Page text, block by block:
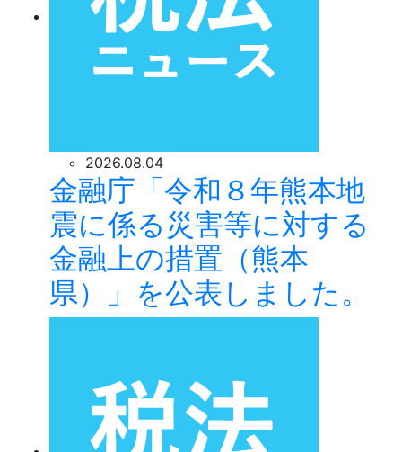
2026.08.04
金融庁「令和８年熊本地
震に係る災害等に対する
金融上の措置（熊本
県）」を公表しました。